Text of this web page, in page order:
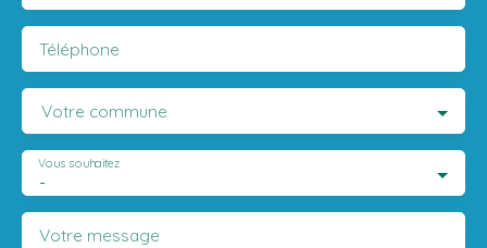
Téléphone
Votre commune
-
Vous souhaitez
Votre message